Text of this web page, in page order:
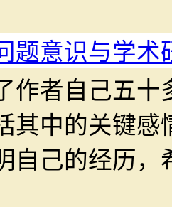
题意识与学术
作者自己五
其中的关键
自己的经历